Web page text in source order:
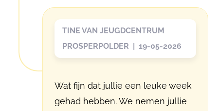
TINE VAN JEUGDCENTRUM
PROSPERPOLDER | 19-05-2026
Wat fijn dat jullie een leuke week
gehad hebben. We nemen jullie